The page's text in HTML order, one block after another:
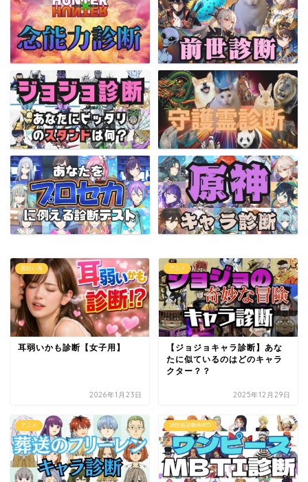
面白い系
耳弱いかも診断【女子用】
2026年1月23日
アニメ
【ジョジョキャラ診断】あな
たに似ているのはどのキャラ
クター？？
2025年12月29日
アニメ 16性格診断/MBTI